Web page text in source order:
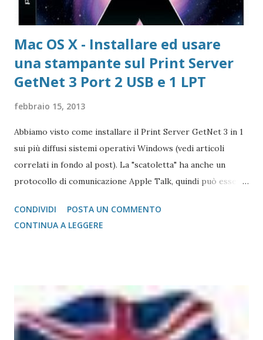
Mac OS X - Installare ed usare
una stampante sul Print Server
GetNet 3 Port 2 USB e 1 LPT
febbraio 15, 2013
Abbiamo visto come installare il Print Server GetNet 3 in 1
sui più diffusi sistemi operativi Windows (vedi articoli
correlati in fondo al post). La "scatoletta" ha anche un
protocollo di comunicazione Apple Talk, quindi può essere
gestione post script integrata (quasi tutte le stampanti
salvo quelle del gruppo Ricoh che hanno bisogno di un
non è necessario scegliere tra moltissimi modelli, ma si
gestisce in modo più semplice. Purtroppo sul Mac non è
possibile (allo stato attuale) collegare print server di tipo
CONDIVIDI
POSTA UN COMMENTO
CONTINUA A LEGGERE